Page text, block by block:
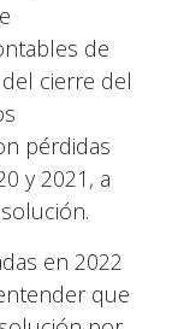
de
cierre del
pérdidas
y 2021, a
en 2022
que